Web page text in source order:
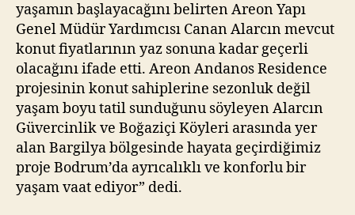
yaşamın başlayacağını belirten Areon Yapı
Genel Müdür Yardımcısı Canan Alarcın mevcut
konut fiyatlarının yaz sonuna kadar geçerli
olacağını ifade etti. Areon Andanos Residence
projesinin konut sahiplerine sezonluk değil
yaşam boyu tatil sunduğunu söyleyen Alarcın
Güvercinlik ve Boğaziçi Köyleri arasında yer
alan Bargilya bölgesinde hayata geçirdiğimiz
proje Bodrum’da ayrıcalıklı ve konforlu bir
yaşam vaat ediyor” dedi.